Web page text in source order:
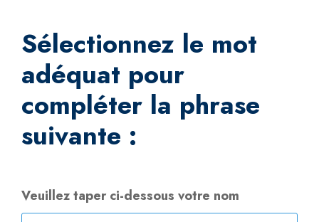
Sélectionnez le mot
adéquat pour
compléter la phrase
suivante :
Veuillez taper ci-dessous votre nom